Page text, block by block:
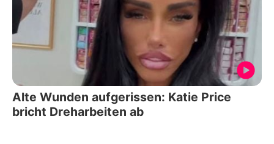
Alte Wunden aufgerissen: Katie Price
bricht Dreharbeiten ab